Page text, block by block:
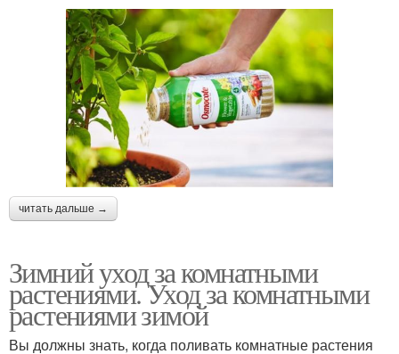
читать дальше →
Зимний уход за комнатными
растениями. Уход за комнатными
растениями зимой
Вы должны знать, когда поливать комнатные растения